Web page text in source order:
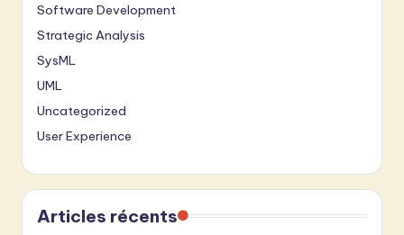
Software Development
Strategic Analysis
SysML
UML
Uncategorized
User Experience
Articles récents